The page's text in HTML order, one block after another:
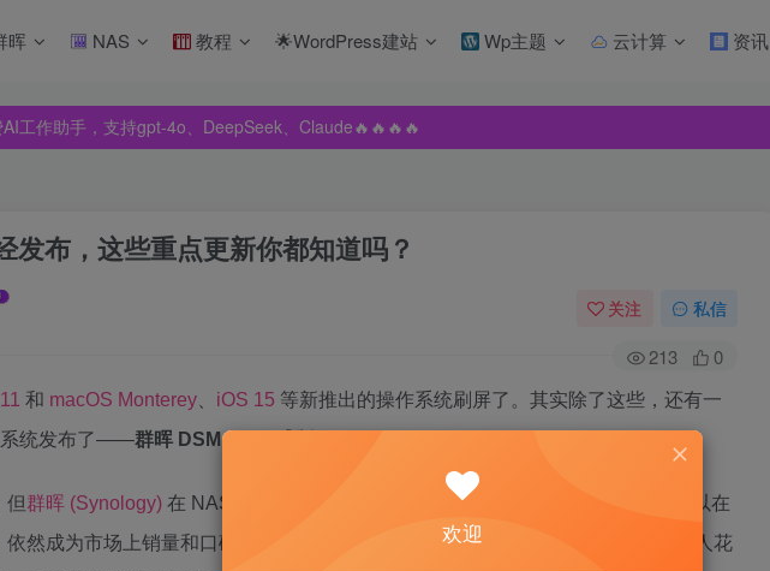
晖 NAS 教程 🌟WordPress建站 Wp主题 云计算 资讯
工作助手，支持gpt-4o、DeepSeek、Claude🔥🔥🔥🔥
工作助手，支持gpt-4o、DeepSeek、Claude🔥🔥🔥🔥
发布，这些重点更新你都知道吗？
关注 私信
213 0
和 macOS Monterey iOS 15 等新推出的操作系统刷屏了。其实除了这些，还有一
系统发布了——群晖 DSM 7.0 正式版
但群晖 (Synology) 在 NAS 界的影响力还是能比肩苹果、微软的。
之所以在
然成为市场上销量和口碑双赢的产品，它的这套 DSM 系统可谓功不可没！无数人花
欢迎